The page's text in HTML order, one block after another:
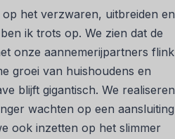
op het verzwaren, uitbreiden en
ik trots op. We zien dat de
onze aannemerijpartners flink
groei van huishoudens en
blijft gigantisch. We realiseren
wachten op een aansluiting
ook inzetten op het slimmer